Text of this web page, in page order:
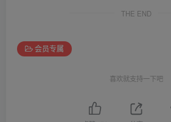
THE END
会员专属
喜欢就支持一下吧